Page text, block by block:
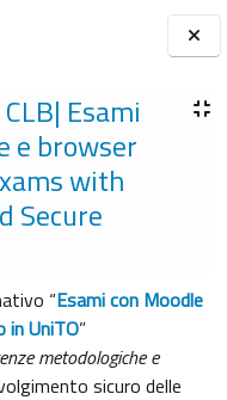
CLB| Esami
e browser
with
Secure
“Esami con Moodle
in UniTO”
metodologiche e
sicuro delle